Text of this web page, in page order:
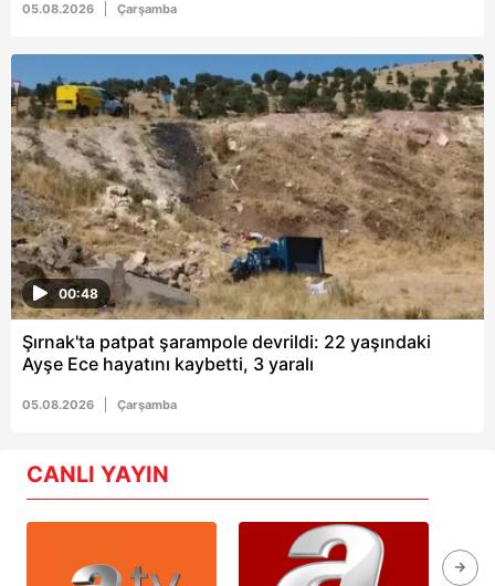
05.08.2026 Çarşamba
00:48
Şırnak'ta patpat şarampole devrildi: 22 yaşındaki
Ayşe Ece hayatını kaybetti, 3 yaralı
05.08.2026 Çarşamba
CANLI YAYIN